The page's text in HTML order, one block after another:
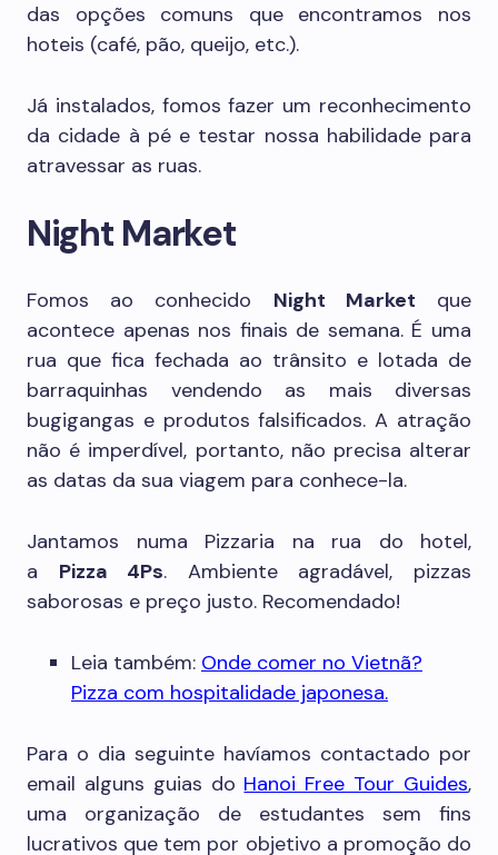
das opções comuns que encontramos nos
hoteis (café, pão, queijo, etc.).
Já instalados, fomos fazer um reconhecimento
da cidade à pé e testar nossa habilidade para
atravessar as ruas.
Night Market
Fomos ao conhecido Night Market que
acontece apenas nos finais de semana. É uma
rua que fica fechada ao trânsito e lotada de
barraquinhas vendendo as mais diversas
bugigangas e produtos falsificados. A atração
não é imperdível, portanto, não precisa alterar
as datas da sua viagem para conhece-la.
Jantamos numa Pizzaria na rua do hotel,
a Pizza 4Ps. Ambiente agradável, pizzas
saborosas e preço justo. Recomendado!
Leia também: Onde comer no Vietnã?
Pizza com hospitalidade japonesa.
Para o dia seguinte havíamos contactado por
email alguns guias do Hanoi Free Tour Guides,
uma organização de estudantes sem fins
lucrativos que tem por objetivo a promoção do